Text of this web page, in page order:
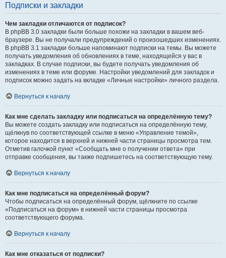
Подписки и закладки
Чем закладки отличаются от подписок?
В phpBB 3.0 закладки были больше похожи на закладки в вашем веб-
браузере. Вы не получали предупреждений о произошедших изменениях.
В phpBB 3.1 закладки больше напоминают подписки на темы. Вы можете
получать уведомления об обновлениях в теме, находящейся у вас в
закладках. В случае подписки, вы будете получать уведомления об
изменениях в теме или форуме. Настройки уведомлений для закладок и
подписок можно задать на вкладке «Личные настройки» личного раздела.
Вернуться к началу
Как мне сделать закладку или подписаться на определённую тему?
Вы можете создать закладку или подписаться на определённую тему,
щёлкнув по соответствующей ссылке в меню «Управление темой»,
которое находится в верхней и нижней части страницы просмотра тем.
Отметив галочкой пункт «Сообщать мне о получении ответа» при
отправке сообщения, вы также подпишетесь на соответствующую тему.
Вернуться к началу
Как мне подписаться на определённый форум?
Чтобы подписаться на определённый форум, щёлкните по ссылке
«Подписаться на форум» в нижней части страницы просмотра
соответствующего форума.
Вернуться к началу
Как мне отказаться от подписки?